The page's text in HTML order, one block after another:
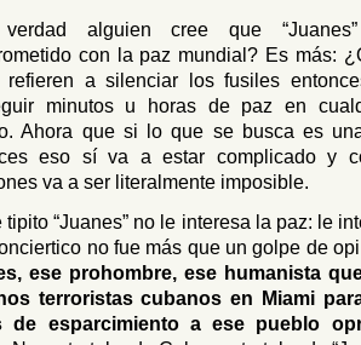
alguien cree que
con la paz mundial? Es más:
a silenciar los fusiles
minutos u horas de paz en
Ahora que si lo que se busca es
eso sí va a estar complicado y
va a ser literalmente imposible.
tipito “Juanes” no le interesa la paz: le
no fue más que un golpe de
ese prohombre, ese humanista
terroristas cubanos en Miami
de esparcimiento a ese pueblo